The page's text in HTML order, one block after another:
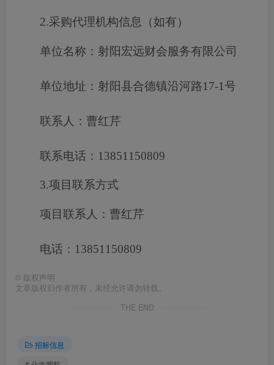
2.采购代理机构信息（如有）
单位名称：射阳宏远财会服务有限公司
单位地址：射阳县合德镇沿河路17-1号
联系人：曹红芹
联系电话：13851150809
3.项目联系方式
项目联系人：曹红芹
电话：13851150809
© 版权声明
文章版权归作者所有，未经允许请勿转载。
THE END
招标信息